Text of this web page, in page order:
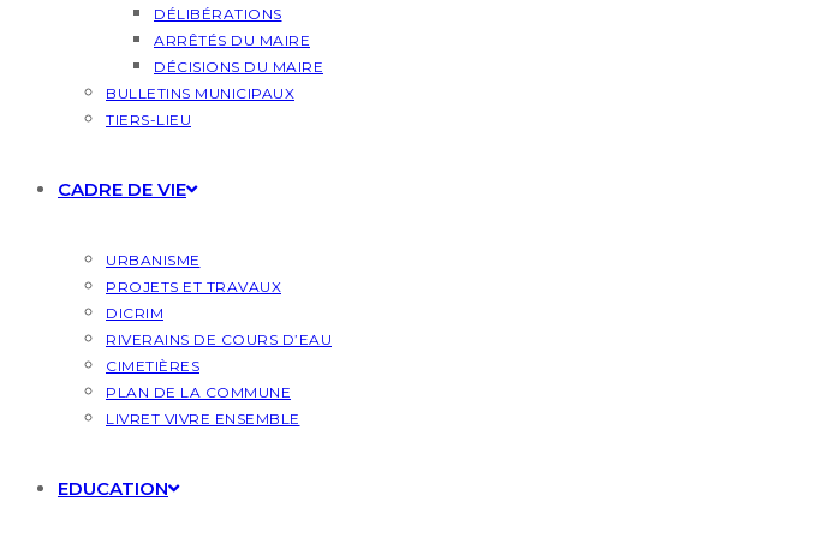
DÉLIBÉRATIONS
ARRÊTÉS DU MAIRE
DÉCISIONS DU MAIRE
BULLETINS MUNICIPAUX
TIERS-LIEU
CADRE DE VIE
URBANISME
PROJETS ET TRAVAUX
DICRIM
RIVERAINS DE COURS D’EAU
CIMETIÈRES
PLAN DE LA COMMUNE
LIVRET VIVRE ENSEMBLE
EDUCATION